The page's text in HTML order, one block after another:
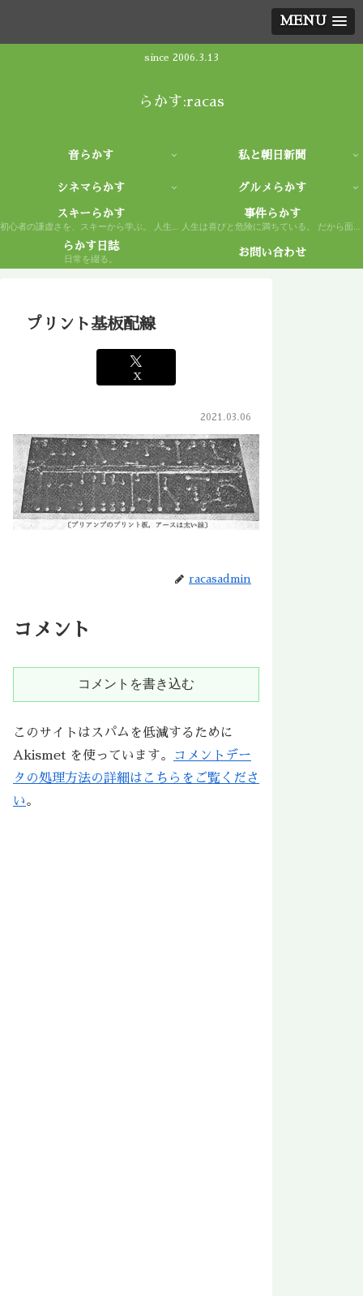
MENU
since 2006.3.13
らかす:racas
音らかす 私と朝日新聞
シネマらかす グルメらかす
スキーらかす
初心者の謙虚さを、スキーから学ぶ。 人生もまた然り。
事件らかす
人生は喜びと危険に満ちている。 だから面白い。
らかす日誌
日常を綴る。
お問い合わせ
プリント基板配線
X
2021.03.06
racasadmin
コメント
コメントを書き込む
このサイトはスパムを低減するために
Akismet を使っています。
コメントデー
タの処理方法の詳細はこちらをご覧くださ
い。